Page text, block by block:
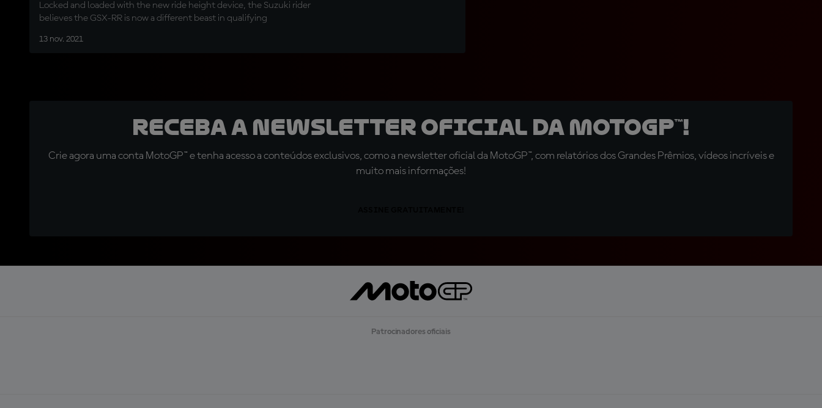
Locked and loaded with the new ride height device, the Suzuki rider
believes the GSX-RR is now a different beast in qualifying
13 nov. 2021
Receba a newsletter oficial da MotoGP™!
Crie agora uma conta MotoGP™ e tenha acesso a conteúdos exclusivos, como a newsletter oficial da MotoGP™, com relatórios dos Grandes Prêmios, vídeos incríveis e
muito mais informações!
Patrocinadores oficiais